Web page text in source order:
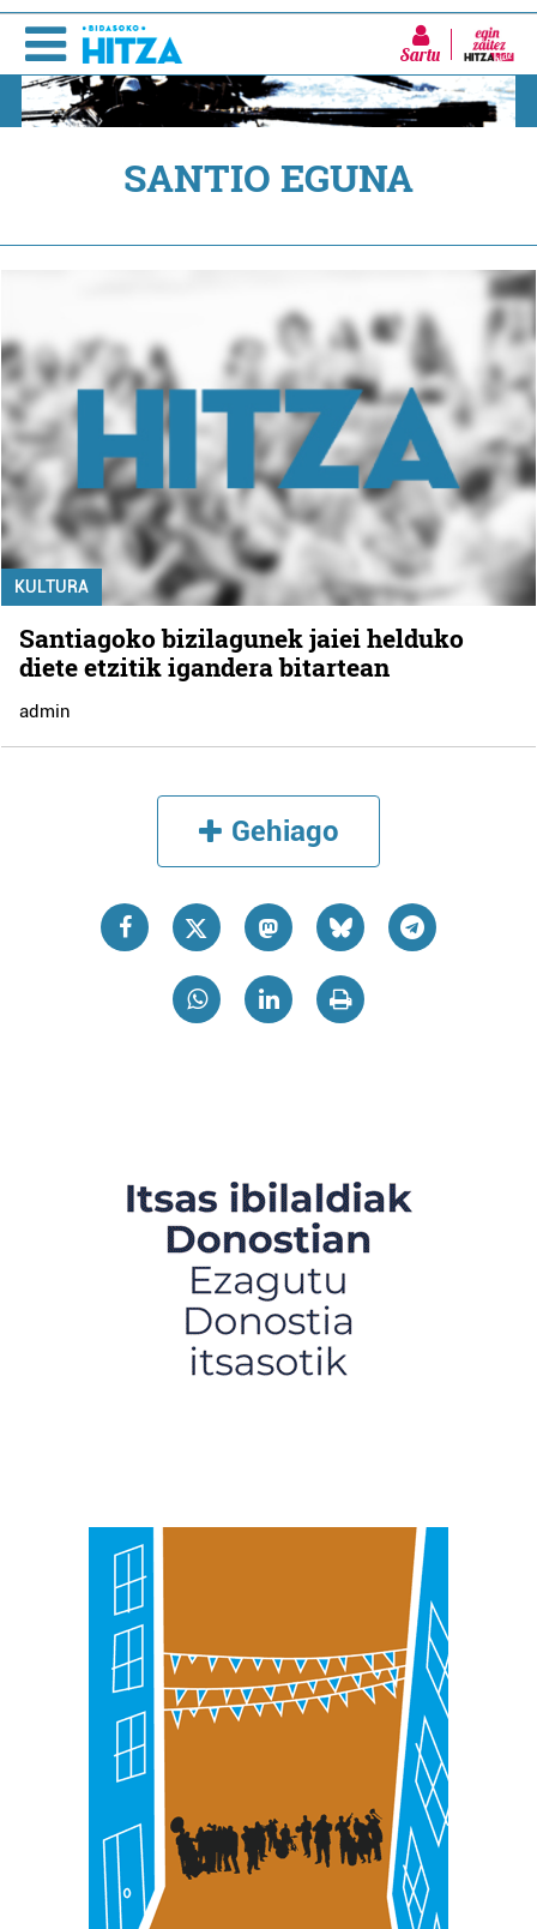
Sartu
SANTIO EGUNA
KULTURA
Santiagoko bizilagunek jaiei helduko
diete etzitik igandera bitartean
admin
Gehiago